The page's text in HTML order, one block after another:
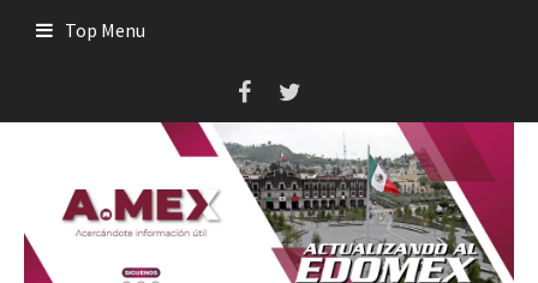
Top Menu